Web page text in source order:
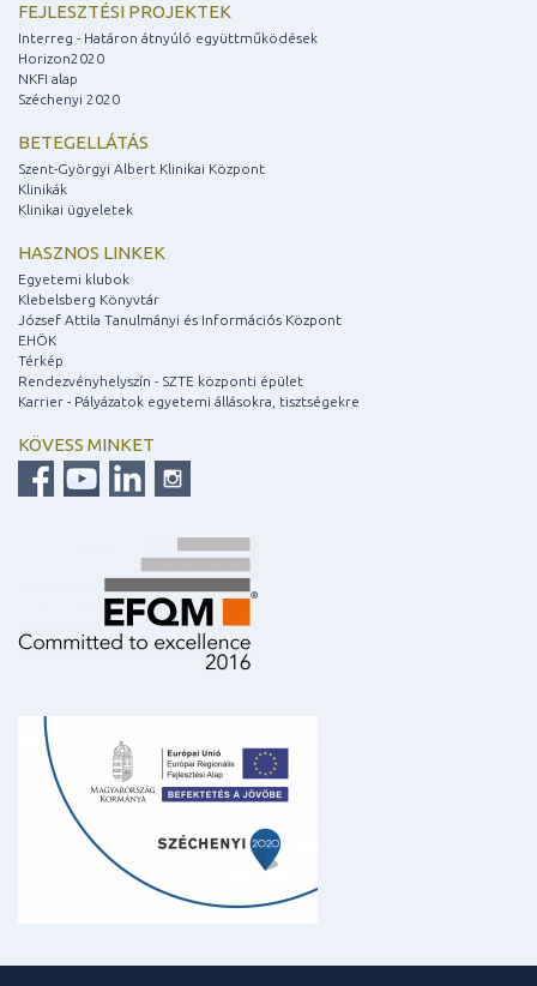
FEJLESZTÉSI PROJEKTEK
Interreg - Határon átnyúló együttműködések
Horizon2020
NKFI alap
Széchenyi 2020
BETEGELLÁTÁS
Szent-Györgyi Albert Klinikai Központ
Klinikák
Klinikai ügyeletek
HASZNOS LINKEK
Egyetemi klubok
Klebelsberg Könyvtár
József Attila Tanulmányi és Információs Központ
EHÖK
Térkép
Rendezvényhelyszín - SZTE központi épület
Karrier - Pályázatok egyetemi állásokra, tisztségekre
KÖVESS MINKET